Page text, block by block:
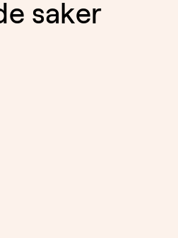
saker